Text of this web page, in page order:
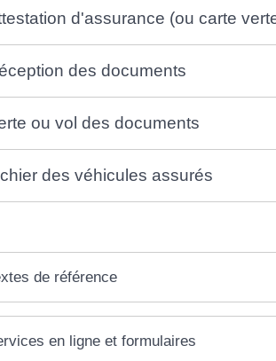
d'assurance (ou carte
des documents
ou vol des documents
des véhicules assurés
de référence
en ligne et formulaires